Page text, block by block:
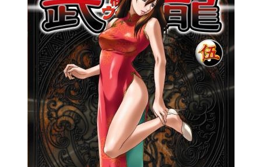
アニメスケジュール2001年10月10日
（水）～2003年3月26日（水）テレ
ビ東京ほか話数全75話キャスト進藤
ヒカル：川上とも子藤原佐為：千葉
進歩塔矢アキラ：小林沙苗藤崎あか
り：かかずゆみ筒井公宏：津村まこ
と加賀鉄男：伊藤健太郎塔矢行洋：
津田英三緒方精次：藤原啓治三谷祐
輝：浅川悠スタッフ原作：ほったゆ
み 小畑健（集英社｢ジャンプ・コミ
ックス刊）監修：梅沢由香里（日本
棋院）企画：岩田圭介 原田孝（テ
レビ東京） 布川ゆうじ監督：西澤